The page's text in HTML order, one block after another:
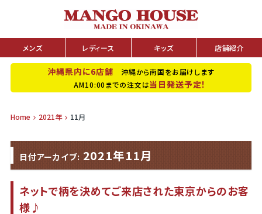
メンズ レディース キッズ 店舗紹介
沖縄県内に6店舗 沖縄から南国をお届けします
AM10:00までの注文は当日発送予定！
Home 2021年 11月
日付アーカイブ: 2021年11月
ネットで柄を決めてご来店された東京からのお客
様♪